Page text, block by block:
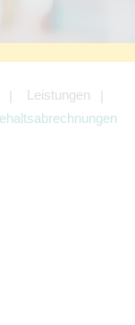
Leistungen
der
und